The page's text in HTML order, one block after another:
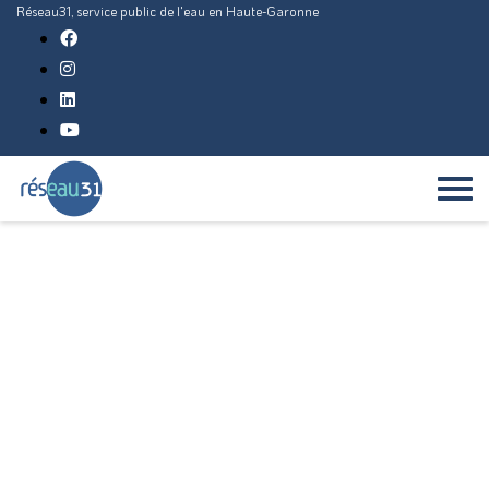
Réseau31, service public de l'eau en Haute-Garonne